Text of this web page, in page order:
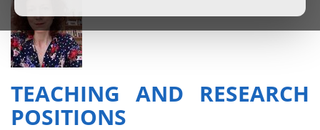
TEACHING AND RESEARCH
POSITIONS